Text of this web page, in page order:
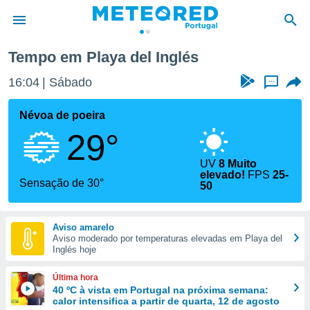
da
foi
fornecidas
a este
das
e
forma
digital
Tempo em Playa del Inglés
16:04 Sábado ...
Névoa de poeira
29°
Sensação de 30°
UV8 Muito
elevado! FPS25-
50
Aviso amarelo
Aviso moderado por temperaturas elevadas em Playa del
Inglés hoje
Última hora
40 ºC à vista em Portugal na próxima semana:
calor intensifica a partir de quarta, 12 de agosto